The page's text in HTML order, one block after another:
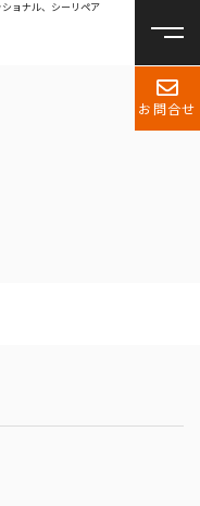
ショナル、シーリペア
お問合せ